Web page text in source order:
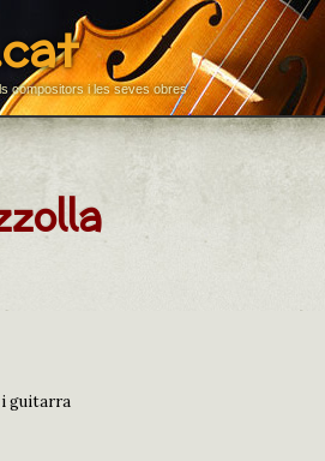
compositors i les seves obres
i guitarra